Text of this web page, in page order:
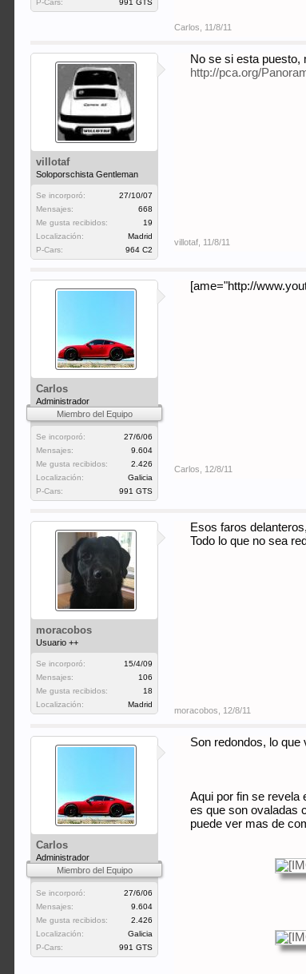
P-Cars:
991 GTS
Carlos 11/8/11
villotaf
Soloporschista Gentleman
Se incorporó:
27/10/07
Mensajes:
668
Me gusta recibidos:
19
Localización:
Madrid
P-Cars:
964 C2
No se si esta puesto,
http://pca.org/
villotaf 11/8/11
Carlos
Administrador
Miembro del Equipo
Se incorporó:
27/6/06
Mensajes:
9.604
Me gusta recibidos:
2.426
Localización:
Galicia
P-Cars:
991 GTS
[ame="http://
Carlos 12/8/11
moracobos
Usuario ++
Se incorporó:
15/4/09
Mensajes:
106
Me gusta recibidos:
18
Localización:
Madrid
Esos faros
Todo lo que no sea
moracobos 12/8/11
Carlos
Administrador
Miembro del Equipo
Se incorporó:
27/6/06
Mensajes:
9.604
Me gusta recibidos:
2.426
Localización:
Galicia
P-Cars:
991 GTS
Son redondos, lo
Aqui por fin se revela
es que son ovaladas
puede ver mas de